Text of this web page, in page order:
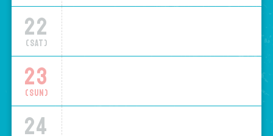
22
(Sat)
23
(Sun)
24